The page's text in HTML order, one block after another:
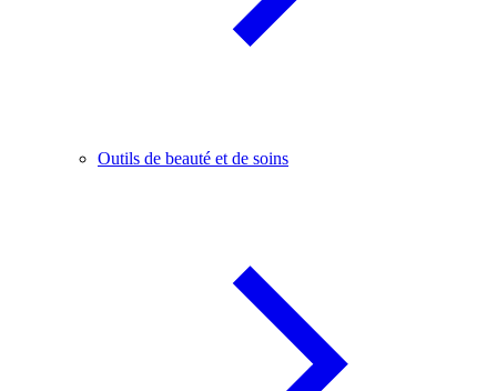
Outils de beauté et de soins